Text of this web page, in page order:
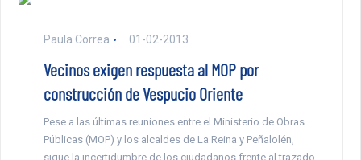
Paula Correa 01-02-2013
Vecinos exigen respuesta al MOP por
construcción de Vespucio Oriente
Pese a las últimas reuniones entre el Ministerio de Obras
Públicas (MOP) y los alcaldes de La Reina y Peñalolén,
sigue la incertidumbre de los ciudadanos frente al trazado